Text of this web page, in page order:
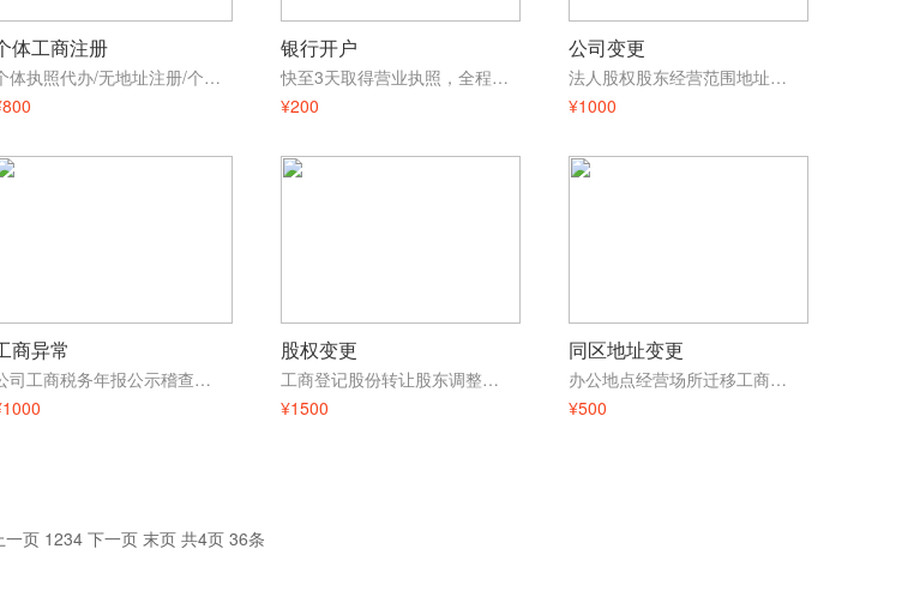
体工商注册
个体执照代办/无地址注册/个体核定征收
银行开户
快至3天取得营业执照，全程无需到场
¥200
公司变更
法人股权股东经营范围地址变更
¥1000
商异常
公司工商税务年报公示稽查非正常户
股权变更
工商登记股份转让股东调整股权过户重组
¥1500
同区地址变更
办公地点经营场所迁移工商异常变更
¥500
一页 1234 下一页 末页 共4页 36条